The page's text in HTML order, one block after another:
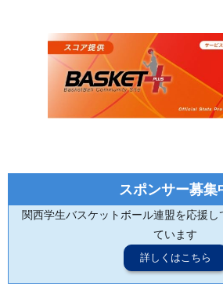
スポンサー募集
関西学生バスケットボール連盟を応援し
ています
詳しくはこちら